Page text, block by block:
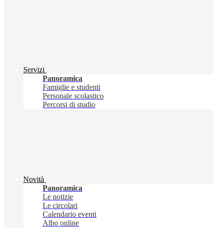
Servizi
Panoramica
Famiglie e studenti
Personale scolastico
Percorsi di studio
Novità
Panoramica
Le notizie
Le circolari
Calendario eventi
Albo online